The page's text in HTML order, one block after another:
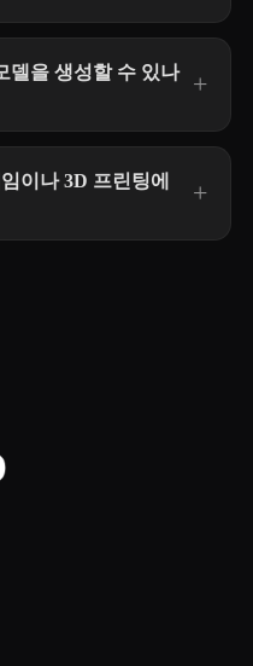
델을 생성할 수 있나
이나 3D 프린팅에